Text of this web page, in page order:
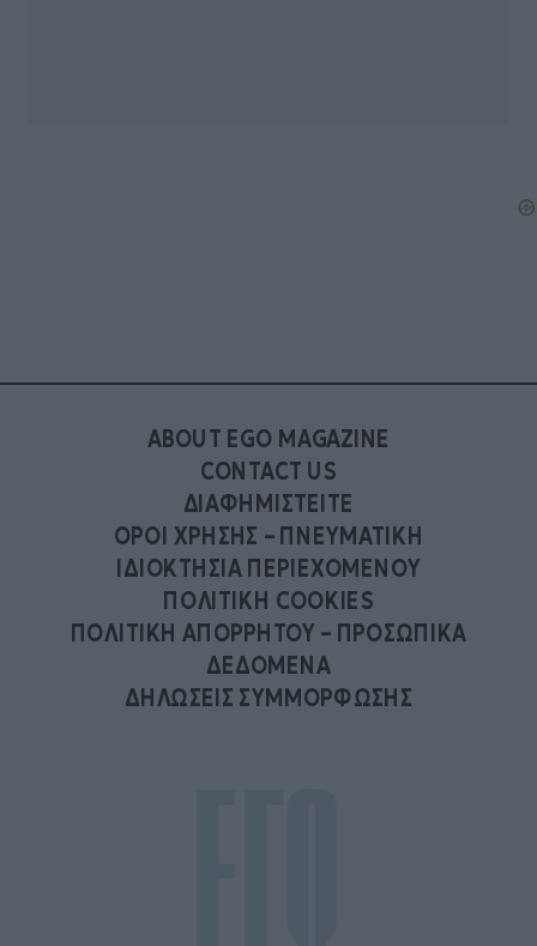
ABOUT EGO MAGAZINE
CONTACT US
ΔΙΑΦΗΜΙΣΤΕΙΤΕ
ΟΡΟΙ ΧΡΗΣΗΣ – ΠΝΕΥΜΑΤΙΚΗ
ΙΔΙΟΚΤΗΣΙΑ ΠΕΡΙΕΧΟΜΕΝΟΥ
ΠΟΛΙΤΙΚΗ COOKIES
ΠΟΛΙΤΙΚΗ ΑΠΟΡΡΗΤΟΥ – ΠΡΟΣΩΠΙΚΑ
ΔΕΔΟΜΕΝΑ
ΔΗΛΩΣΕΙΣ ΣΥΜΜΟΡΦΩΣΗΣ